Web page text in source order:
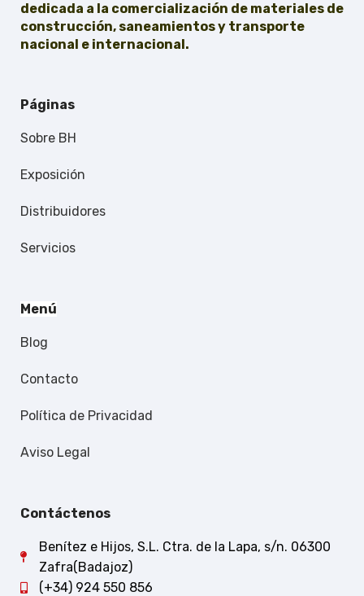
dedicada a la comercialización de materiales de
construcción, saneamientos y transporte
nacional e internacional.
Páginas
Sobre BH
Exposición
Distribuidores
Servicios
Menú
Blog
Contacto
Política de Privacidad
Aviso Legal
Contáctenos
Benítez e Hijos, S.L. Ctra. de la Lapa, s/n. 06300
Zafra(Badajoz)
(+34) 924 550 856